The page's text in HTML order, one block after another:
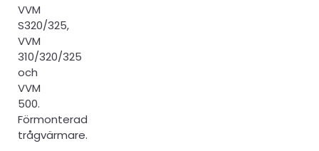
VVM
S320/325,
VVM
310/320/325
och
VVM
500.
Förmonterad
trågvärmare.